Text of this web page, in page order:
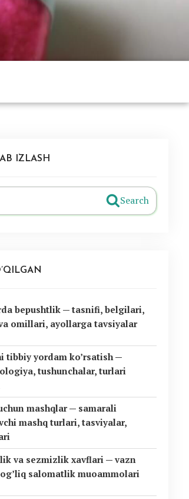
IZLASH
Search
bepushtlik — tasnifi, belgilari,
omillari, ayollarga tavsiyalar
tibbiy yordam ko’rsatish —
tushunchalar, turlari
mashqlar — samarali
mashq turlari, tasviyalar,
va sezmizlik xavflari — vazn
salomatlik muoammolari